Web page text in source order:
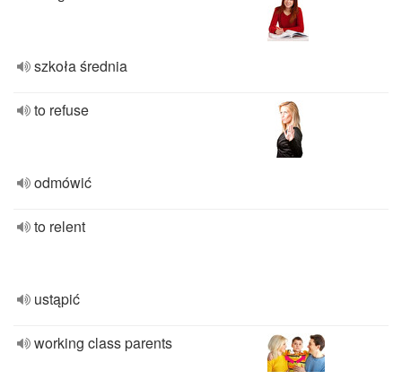
szkoła średnia
to refuse
odmówić
to relent
ustąpić
working class parents